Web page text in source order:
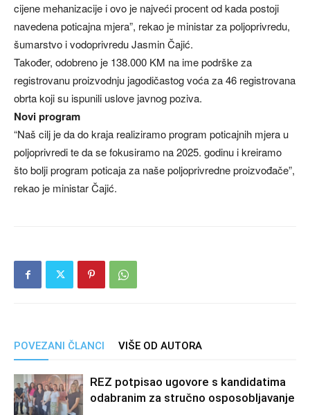
cijene mehanizacije i ovo je najveći procent od kada postoji
navedena poticajna mjera”, rekao je ministar za poljoprivredu,
šumarstvo i vodoprivredu Jasmin Čajić.
Također, odobreno je 138.000 KM na ime podrške za
registrovanu proizvodnju jagodičastog voća za 46 registrovana
obrta koji su ispunili uslove javnog poziva.
Novi program
“Naš cilj je da do kraja realiziramo program poticajnih mjera u
poljoprivredi te da se fokusiramo na 2025. godinu i kreiramo
što bolji program poticaja za naše poljoprivredne proizvođače”,
rekao je ministar Čajić.
POVEZANI ČLANCI VIŠE OD AUTORA
REZ potpisao ugovore s kandidatima
odabranim za stručno osposobljavanje